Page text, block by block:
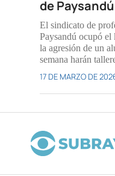
de Paysandú
El sindicato de
Paysandú ocupó el
la agresión de un
semana harán
17 DE MARZO DE